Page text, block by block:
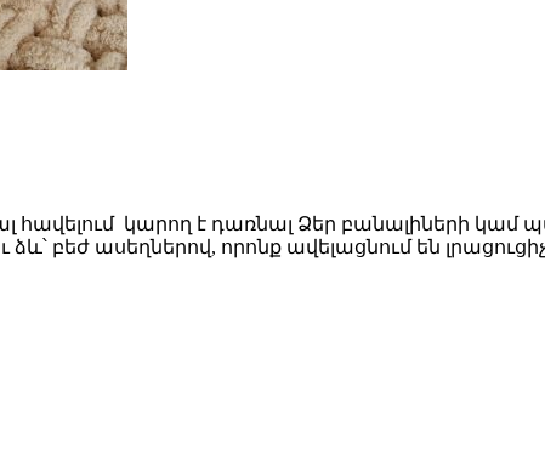
հավելում կարող է դառնալ Ձեր բանալիների
բեժ ասեղներով, որոնք ավելացնում են